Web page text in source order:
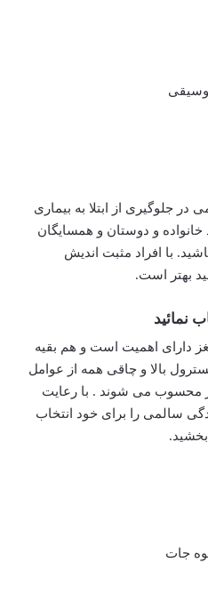
جلوگیری از ابتلا به بیماری
خانواده و دوستان و همسایگان
با افراد مثبت اندیش
بهتر است.
دارای اهمیت است و هم بقیه
بالا و چاقی همه از عوامل
محسوب می شوند . با رعایت
سالمی را برای خود انتخاب